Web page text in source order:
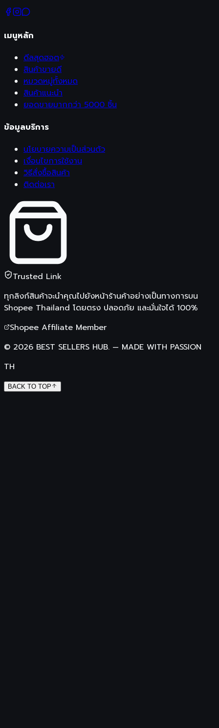
เมนูหลัก
ดีลสุดฮอต
สินค้าขายดี
หมวดหมู่ทั้งหมด
สินค้าแนะนำ
ยอดขายมากกว่า 5000 ชิ้น
ข้อมูลบริการ
นโยบายความเป็นส่วนตัว
เงื่อนไขการใช้งาน
วิธีสั่งซื้อสินค้า
ติดต่อเรา
Trusted Link
ทุกลิงก์สินค้าจะนำคุณไปยังหน้าร้านค้าอย่างเป็นทางการบน
Shopee Thailand โดยตรง ปลอดภัย และมั่นใจได้ 100%
Shopee Affiliate Member
© 2026 BEST SELLERS HUB. — MADE WITH PASSION
TH
BACK TO TOP